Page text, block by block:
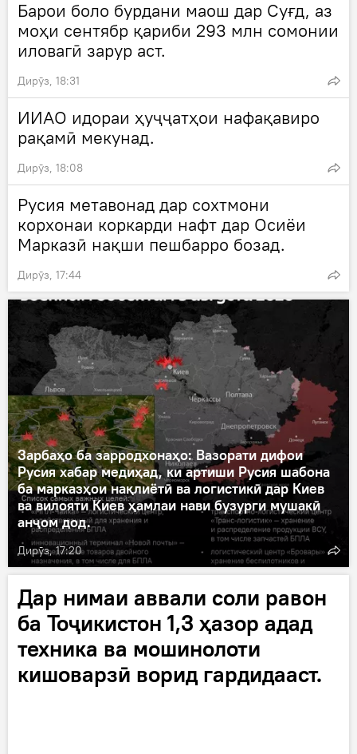
Барои боло бурдани маош дар Суғд, аз
моҳи сентябр қариби 293 млн сомонии
иловагӣ зарур аст.
Дирӯз, 18:31
ИИАО идораи ҳуҷҷатҳои нафақавиро
рақамӣ мекунад.
Дирӯз, 18:08
Русия метавонад дар сохтмони
корхонаи коркарди нафт дар Осиёи
Марказӣ нақши пешбарро бозад.
Дирӯз, 17:44
Зарбаҳо ба зарродхонаҳо: Вазорати дифои
Русия хабар медиҳад, ки артиши Русия шабона
ба марказҳои нақлиётӣ ва логистикӣ дар Киев
ва вилояти Киев ҳамлаи нави бузурги мушакӣ
анҷом дод.
Дирӯз, 17:20
Дар нимаи аввали соли равон
ба Тоҷикистон 1,3 ҳазор адад
техника ва мошинолоти
кишоварзӣ ворид гардидааст.